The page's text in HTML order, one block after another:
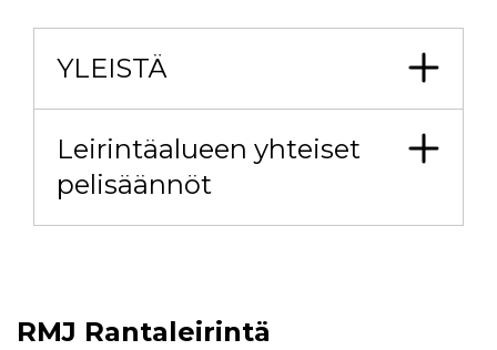
YLEISTÄ
Leirintäalueen yhteiset
pelisäännöt
RMJ Rantaleirintä